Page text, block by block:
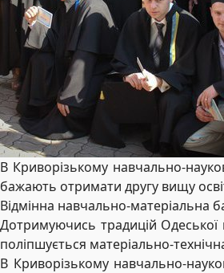
В Криворізькому навчально-
бажають отримати другу вищу
Відмінна навчально-матеріальна
Дотримуючись традицій Одеської
поліпшується матеріально-
В Криворізькому навчально-